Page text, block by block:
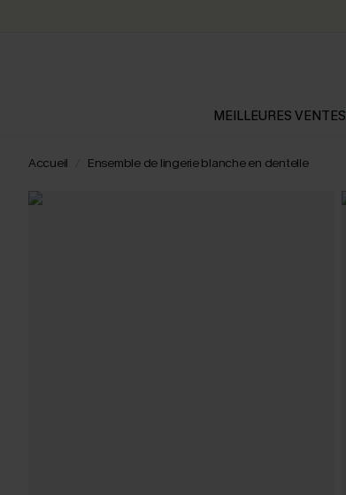
MEILLEURES VENTES
Accueil Ensemble de lingerie blanche en dentelle